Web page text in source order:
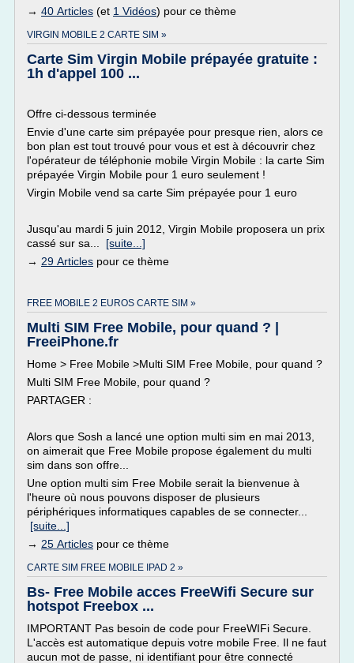
→ 40 Articles (et 1 Vidéos) pour ce thème
VIRGIN MOBILE 2 CARTE SIM »
Carte Sim Virgin Mobile prépayée gratuite :
1h d'appel 100 ...
Offre ci-dessous terminée
Envie d'une carte sim prépayée pour presque rien, alors ce
bon plan est tout trouvé pour vous et est à découvrir chez
l'opérateur de téléphonie mobile Virgin Mobile : la carte Sim
prépayée Virgin Mobile pour 1 euro seulement !
Virgin Mobile vend sa carte Sim prépayée pour 1 euro
Jusqu'au mardi 5 juin 2012, Virgin Mobile proposera un prix
cassé sur sa... [suite...]
→ 29 Articles pour ce thème
FREE MOBILE 2 EUROS CARTE SIM »
Multi SIM Free Mobile, pour quand ? |
FreeiPhone.fr
Home > Free Mobile >Multi SIM Free Mobile, pour quand ?
Multi SIM Free Mobile, pour quand ?
PARTAGER :
Alors que Sosh a lancé une option multi sim en mai 2013,
on aimerait que Free Mobile propose également du multi
sim dans son offre...
Une option multi sim Free Mobile serait la bienvenue à
l'heure où nous pouvons disposer de plusieurs
périphériques informatiques capables de se connecter...
[suite...]
→ 25 Articles pour ce thème
CARTE SIM FREE MOBILE IPAD 2 »
Bs- Free Mobile acces FreeWifi Secure sur
hotspot Freebox ...
IMPORTANT Pas besoin de code pour FreeWIFi Secure.
L'accès est automatique depuis votre mobile Free. Il ne faut
aucun mot de passe, ni identifiant pour être connecté